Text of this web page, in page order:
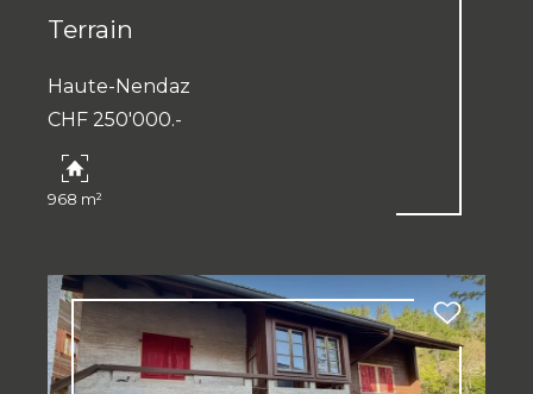
Terrain
Haute-Nendaz
CHF 250'000.-
968 m²